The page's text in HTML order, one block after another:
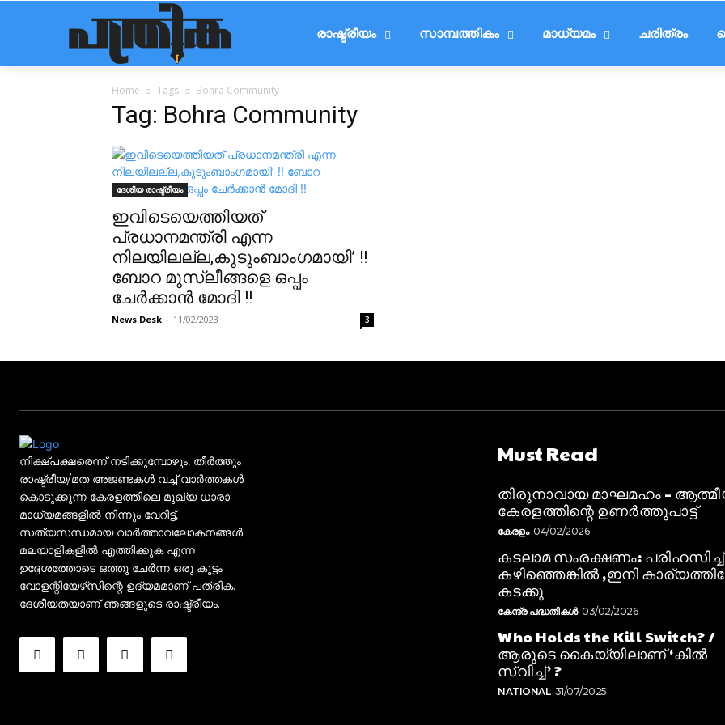
രാഷ്ട്രീയം സാമ്പത്തികം മാധ്യമം ചരിത്രം
Home Tags Bohra Community
Tag: Bohra Community
ദേശീയ രാഷ്ട്രീയം
ഇവിടെയെത്തിയത്
പ്രധാനമന്ത്രി എന്ന
നിലയിലല്ല,കുടുംബാംഗമായി’ !!
ബോറ മുസ്ലീങ്ങളെ ഒപ്പം
ചേര്‍ക്കാന്‍ മോദി !!
News Desk - 11/02/2023 3
നിക്ഷ്പക്ഷരെന്ന് നടിക്കുമ്പോഴും, തീർത്തും
രാഷ്ട്രീയ/മത അജണ്ടകൾ വച്ച് വാർത്തകൾ
കൊടുക്കുന്ന കേരളത്തിലെ മുഖ്യ ധാരാ
മാധ്യമങ്ങളിൽ നിന്നും വേറിട്ട്,
സത്യസന്ധമായ വാർത്താവലോകനങ്ങൾ
മലയാളികളിൽ എത്തിക്കുക എന്ന
ഉദ്ദേശത്തോടെ ഒത്തു ചേർന്ന ഒരു കൂട്ടം
വോളന്റിയേഴ്‌സിന്റെ ഉദ്യമമാണ് പത്രിക.
ദേശീയതയാണ് ഞങ്ങളുടെ രാഷ്ട്രീയം.
Must Read
തിരുനാവായ മാഘമഹം –
കേരളത്തിന്റെ ഉണർത്തുപാട്ട്
കേരളം 04/02/2026
കടലാമ സംരക്ഷണം: പരിഹസിച്ച്
കഴിഞ്ഞെങ്കിൽ ,ഇനി
കടക്കു
കേന്ദ്ര പദ്ധതികൾ 03/02/2026
Who Holds the Kill Switch? /
ആരുടെ കൈയ്യിലാണ് ‘കിൽ
സ്വിച്ച്’ ?
NATIONAL 31/07/2025